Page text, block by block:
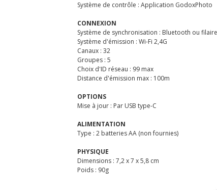
Système de contrôle : Application GodoxPhoto
CONNEXION
Système de synchronisation : Bluetooth ou filaire
Système d'émission : Wi-Fi 2,4G
Canaux : 32
Groupes : 5
Choix d'ID réseau : 99 max
Distance d'émission max : 100m
OPTIONS
Mise à jour : Par USB type-C
ALIMENTATION
Type : 2 batteries AA (non fournies)
PHYSIQUE
Dimensions : 7,2 x 7 x 5,8 cm
Poids : 90g